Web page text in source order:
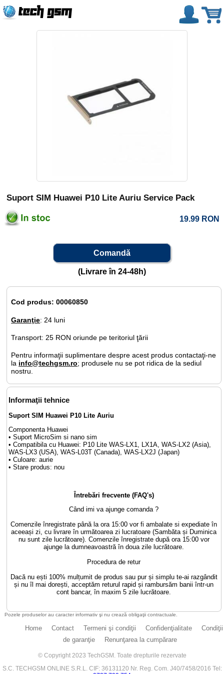
Suport SIM Huawei P10 Lite Auriu Service Pack
19.99 RON
Comandă
(Livrare în 24-48h)
Cod produs: 00060850
Garanţie: 24 luni
Transport: 25 RON oriunde pe teritoriul ţării
Pentru informaţii suplimentare despre acest produs contactaţi-ne
la info@techgsm.ro; produsele nu se pot ridica de la sediul
nostru.
Informaţii tehnice
Suport SIM Huawei P10 Lite Auriu
Componenta Huawei
• Suport MicroSim si nano sim
• Compatibila cu Huawei: P10 Lite WAS-LX1, LX1A, WAS-LX2 (Asia),
WAS-LX3 (USA), WAS-L03T (Canada), WAS-LX2J (Japan)
• Culoare: aurie
• Stare produs: nou
Întrebări frecvente (FAQ's)
Când imi va ajunge comanda ?
Comenzile înregistrate până la ora 15:00 vor fi ambalate si expediate în
aceeași zi, cu livrare în următoarea zi lucratoare (Sambăta și Duminica
nu sunt zile lucrătoare). Comenzile înregistrate după ora 15:00 vor
ajunge la dumneavoastră în doua zile lucrătoare.
Procedura de retur
Dacă nu ești 100% mulțumit de produs sau pur și simplu te-ai razgândit
și nu îl mai dorești, acceptăm returul rapid și rambursăm banii într-un
cont bancar, în maxim 5 zile lucrătoare.
Pozele produselor au caracter informativ şi nu crează obligaţii contractuale.
Home Contact Termeni şi condiţii Confidenţialitate
Condiţii
de garanţie
Renunţarea la cumpărare
© Copyright 2023 TechGSM. Toate drepturile rezervate
S.C. TECHGSM ONLINE S.R.L. CIF: 36131120 Nr. Reg. Com. J40/7458/2016 Tel: